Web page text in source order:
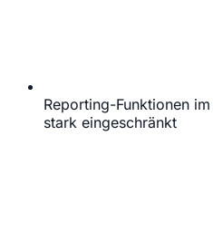
Reporting-Funktionen
stark eingeschränkt